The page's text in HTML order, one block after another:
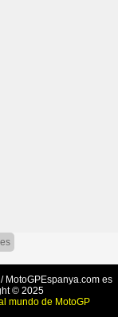
MotoGPEspanya.com es
© 2025
mundo de MotoGP